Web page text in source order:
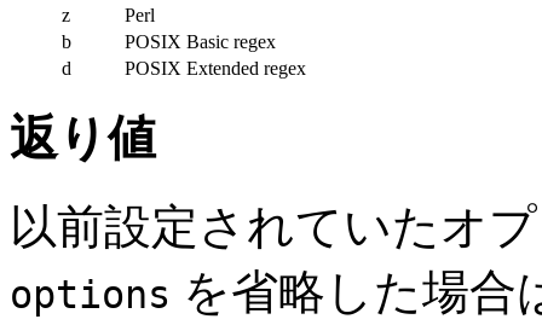
z
Perl
b
POSIX Basic regex
d
POSIX Extended regex
返り値
以前設定されていたオ
options を省略した場合